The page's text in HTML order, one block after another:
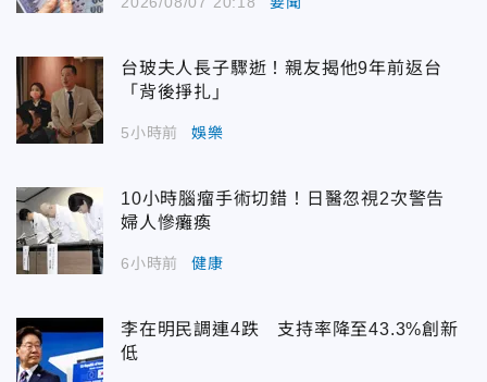
台玻夫人長子驟逝！親友揭他9年前返台
「背後掙扎」
5小時前 娛樂
10小時腦瘤手術切錯！日醫忽視2次警告
婦人慘癱瘓
6小時前 健康
李在明民調連4跌 支持率降至43.3%創新
低